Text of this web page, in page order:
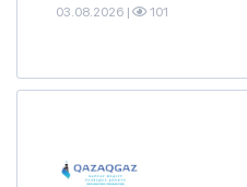
03.08.2026 | 101